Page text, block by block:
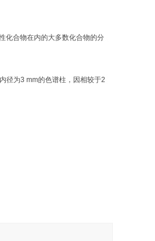
化合物在内的大多数化合物的分
径为3 mm的色谱柱，因相较于2